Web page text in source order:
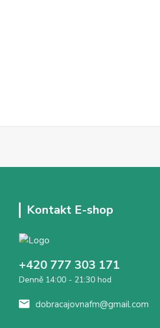
Kontakt E-shop
+420 777 303 171
Denně 14:00 - 21:30 hod
dobracajovnafm@gmail.com